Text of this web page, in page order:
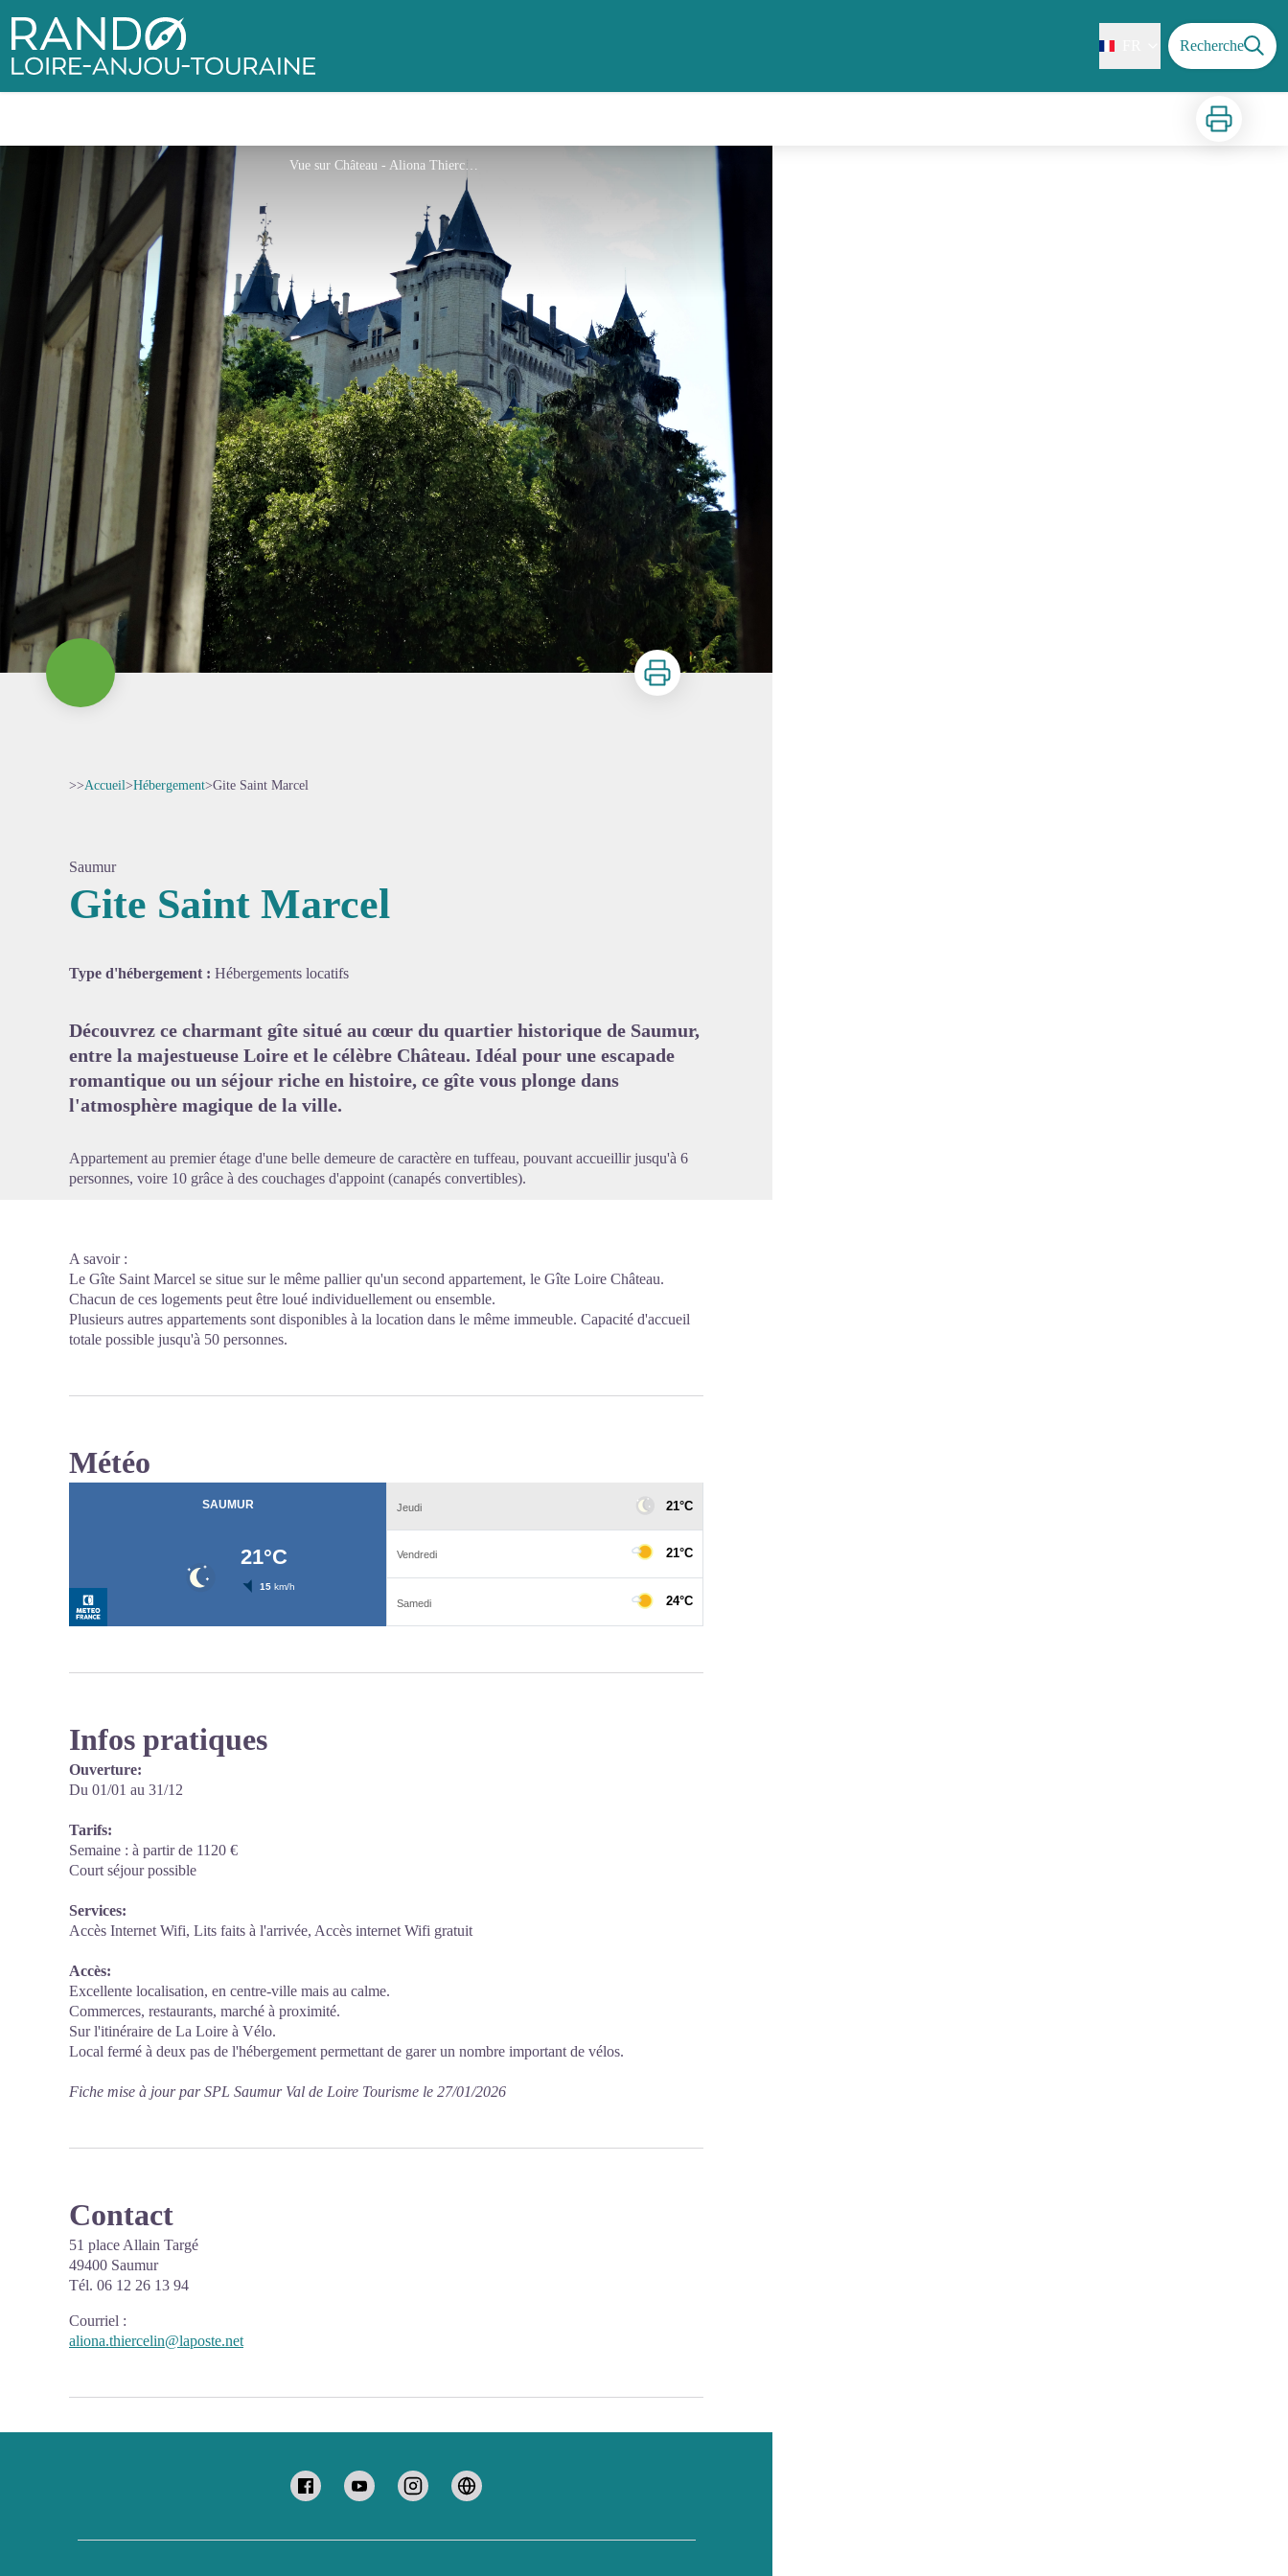
Rando Loire-Anjou-Touraine Recherche
Imprimer
Vue sur Château - Aliona Thiercelin
Imprimer
>>Accueil>Hébergement>Gite Saint Marcel
Saumur
Gite Saint Marcel
Type d'hébergement : Hébergements locatifs
Découvrez ce charmant gîte situé au cœur du quartier historique de Saumur,
entre la majestueuse Loire et le célèbre Château. Idéal pour une escapade
romantique ou un séjour riche en histoire, ce gîte vous plonge dans
l'atmosphère magique de la ville.
Appartement au premier étage d'une belle demeure de caractère en tuffeau, pouvant accueillir jusqu'à 6
personnes, voire 10 grâce à des couchages d'appoint (canapés convertibles).
A savoir :
Le Gîte Saint Marcel se situe sur le même pallier qu'un second appartement, le Gîte Loire Château.
Chacun de ces logements peut être loué individuellement ou ensemble.
Plusieurs autres appartements sont disponibles à la location dans le même immeuble. Capacité d'accueil
totale possible jusqu'à 50 personnes.
Météo
Infos pratiques
Ouverture:
Du 01/01 au 31/12
Tarifs:
Semaine : à partir de 1120 €
Court séjour possible
Services:
Accès Internet Wifi, Lits faits à l'arrivée, Accès internet Wifi gratuit
Accès:
Excellente localisation, en centre-ville mais au calme.
Commerces, restaurants, marché à proximité.
Sur l'itinéraire de La Loire à Vélo.
Local fermé à deux pas de l'hébergement permettant de garer un nombre important de vélos.
Fiche mise à jour par SPL Saumur Val de Loire Tourisme le 27/01/2026
Contact
51 place Allain Targé
49400 Saumur
Tél. 06 12 26 13 94
Courriel :
aliona.thiercelin@laposte.net